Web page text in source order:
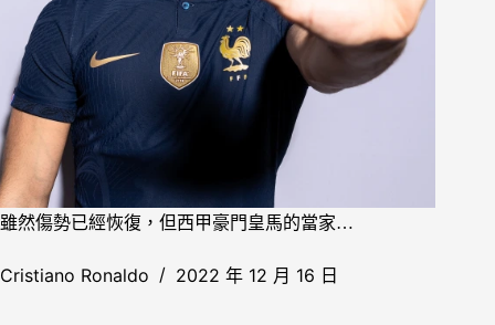
雖然傷勢已經恢復，但西甲豪門皇馬的當家…
Cristiano Ronaldo 2022 年 12 月 16 日